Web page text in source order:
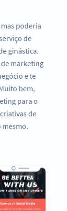
poderia
de
ginástica.
de marketing
e te
bem,
para o
de
mesmo.